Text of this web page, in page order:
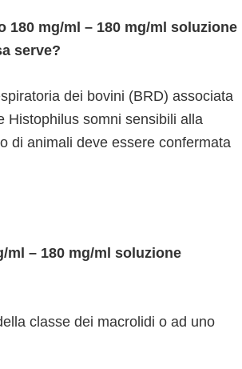
180 mg/ml – 180 mg/ml soluzione
serve?
dei bovini (BRD) associata
Histophilus somni sensibili alla
di animali deve essere confermata
ml – 180 mg/ml soluzione
classe dei macrolidi o ad uno